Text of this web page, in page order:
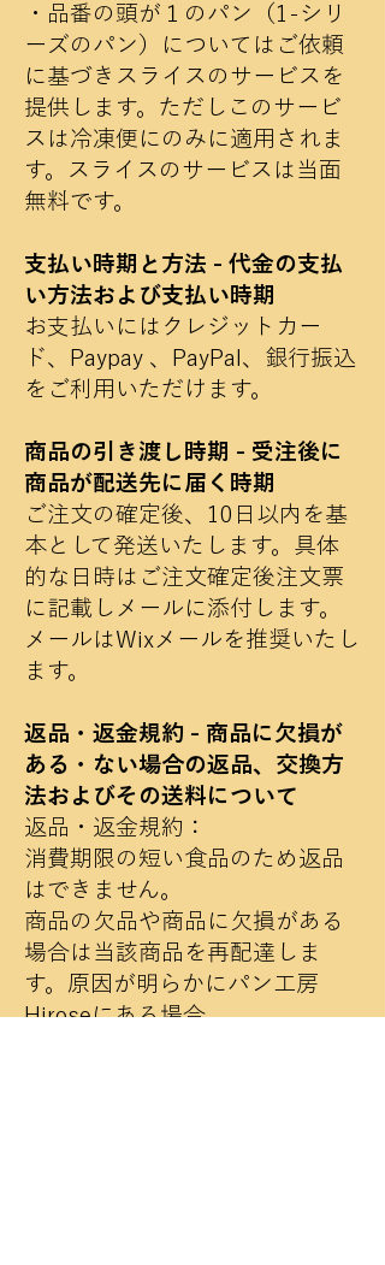
・品番の頭が１のパン（1-シリ
ーズのパン）についてはご依頼
に基づきスライスのサービスを
提供します。ただしこのサービ
スは冷凍便にのみに適用されま
す。スライスのサービスは当面
無料です。
支払い時期と方法 - 代金の支払
い方法および支払い時期
お支払いにはクレジットカー
ド、Paypay 、PayPal、銀行振込
をご利用いただけます。
商品の引き渡し時期 - 受注後に
商品が配送先に届く時期
ご注文の確定後、10日以内を基
本として発送いたします。具体
的な日時はご注文確定後注文票
に記載しメールに添付します。
メールはWixメールを推奨いたし
ます。
返品・返金規約 - 商品に欠損が
ある・ない場合の返品、交換方
法およびその送料について
返品・返金規約：
消費期限の短い食品のため返品
はできません。
商品の欠品や商品に欠損がある
場合は当該商品を再配達しま
す。原因が明らかにパン工房
Hiroseにある場合